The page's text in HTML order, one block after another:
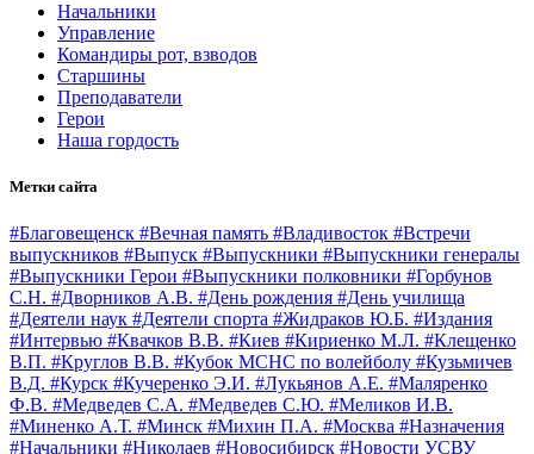
Начальники
Управление
Командиры рот, взводов
Старшины
Преподаватели
Герои
Наша гордость
Метки сайта
#Благовещенск #Вечная память #Владивосток #Встречи
выпускников #Выпуск #Выпускники #Выпускники генералы
#Выпускники Герои #Выпускники полковники #Горбунов
С.Н. #Дворников А.В. #День рождения #День училища
#Деятели наук #Деятели спорта #Жидраков Ю.Б. #Издания
#Интервью #Квачков В.В. #Киев #Кириенко М.Л. #Клещенко
В.П. #Круглов В.В. #Кубок МСНС по волейболу #Кузьмичев
В.Д. #Курск #Кучеренко Э.И. #Лукьянов А.Е. #Маляренко
Ф.В. #Медведев С.А. #Медведев С.Ю. #Меликов И.В.
#Миненко А.Т. #Минск #Михин П.А. #Москва #Назначения
#Начальники #Николаев #Новосибирск #Новости УСВУ